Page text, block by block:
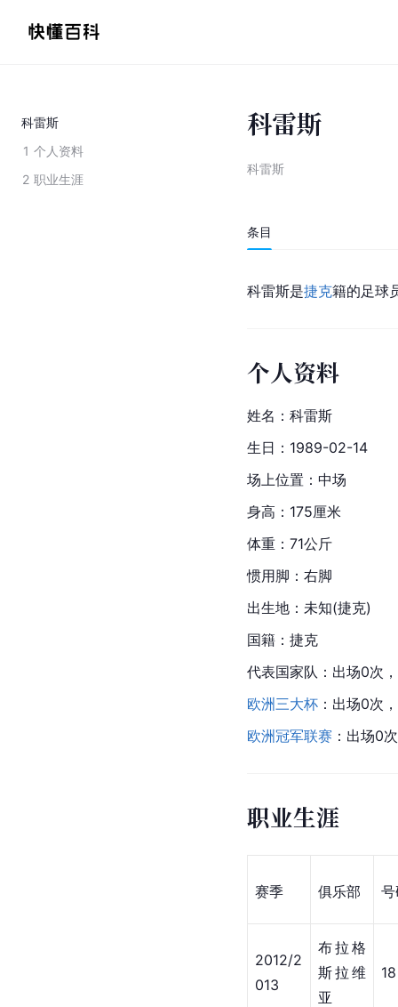
科雷斯
1 个人资料
2 职业生涯
科雷斯
科雷斯
条目
科雷斯是捷克籍的足球
个人资料
姓名：科雷斯
生日：1989-02-14
场上位置：中场
身高：175厘米
体重：71公斤
惯用脚：右脚
出生地：未知(捷克)
国籍：捷克
代表国家队：出场0次
欧洲三大杯 ：出场0次
欧洲冠军联赛 ：出场0
职业生涯
赛季 俱乐部
2012/2
013
布拉格
斯拉维
亚
18